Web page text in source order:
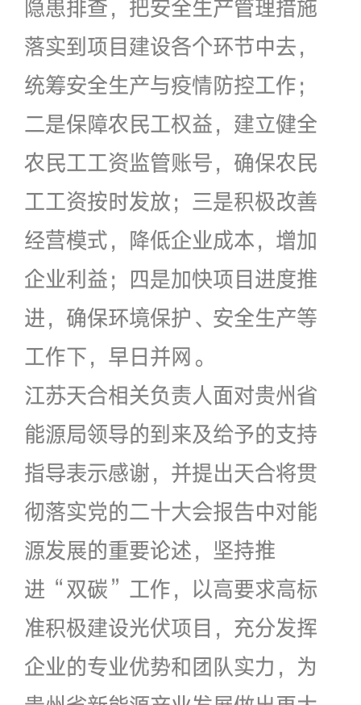
隐患排查，把安全生产管理措施
落实到项目建设各个环节中去，
统筹安全生产与疫情防控工作；
二是保障农民工权益，建立健全
农民工工资监管账号，确保农民
工工资按时发放；三是积极改善
经营模式，降低企业成本，增加
企业利益；四是加快项目进度推
进，确保环境保护、安全生产等
工作下，早日并网。
江苏天合相关负责人面对贵州省
能源局领导的到来及给予的支持
指导表示感谢，并提出天合将贯
彻落实党的二十大会报告中对能
源发展的重要论述，坚持推
进“双碳”工作，以高要求高标
准积极建设光伏项目，充分发挥
企业的专业优势和团队实力，为